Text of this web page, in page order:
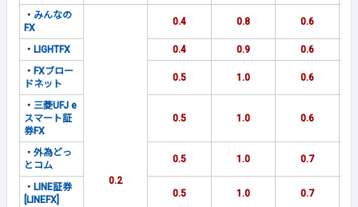
・ みんなの
FX
0.2
0.4 0.8 0.6
・ LIGHTFX 0.4 0.9
0.6
・ FXブロー
ドネット
0.5 1.0 0.6
・ 三菱UFJ e
スマート証
券FX
0.5 1.0 0.6
・ 外為どっ
とコム
0.5 1.0 0.7
・ LINE証券
[LINEFX]
0.5 1.0 0.7